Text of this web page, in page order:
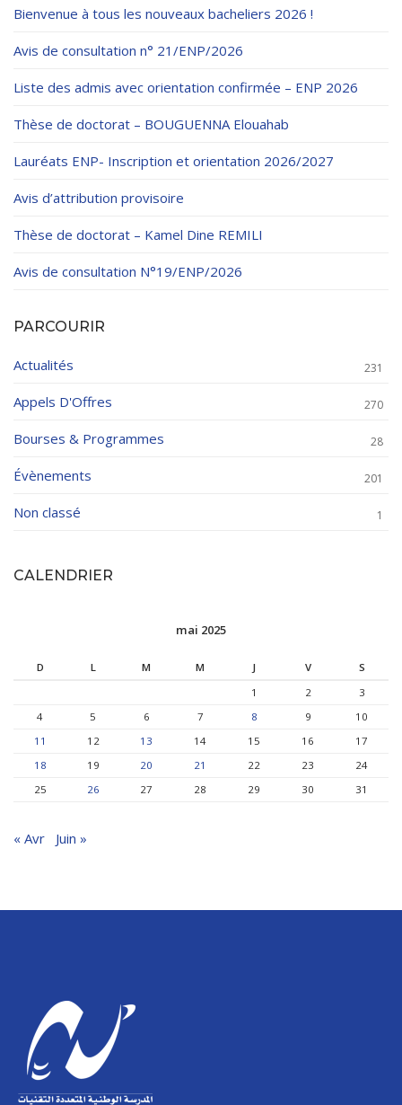
Bienvenue à tous les nouveaux bacheliers 2026 !
Avis de consultation n° 21/ENP/2026
Liste des admis avec orientation confirmée – ENP 2026
Thèse de doctorat – BOUGUENNA Elouahab
Lauréats ENP- Inscription et orientation 2026/2027
Avis d’attribution provisoire
Thèse de doctorat – Kamel Dine REMILI
Avis de consultation N°19/ENP/2026
PARCOURIR
Actualités 231
Appels D'Offres 270
Bourses & Programmes 28
Évènements 201
Non classé 1
CALENDRIER
mai 2025
D L M M J V
S
1
2
3
4
5 6 7 8 9
10
11
12 13 14 15 16
17
18
19 20 21 22 23
24
25
26 27 28 29 30 31
« Avr Juin »